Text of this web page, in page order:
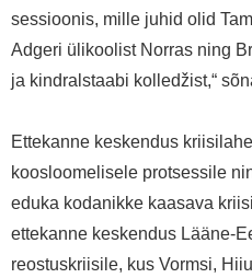
sessioonis, mille juhid olid
Adgeri ülikoolist Norras ning
ja kindralstaabi kolledžist,“
Ettekanne keskendus
koosloomelisele protsessile
eduka kodanikke kaasava
ettekanne keskendus Lääne-
reostuskriisile, kus Vormsi,